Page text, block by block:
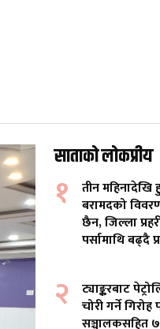
साताको लोकप्रीय
१
तीन महिनादेखि
बरामदको
छैन, जिल्ला
पर्सामाथि बढ्दै
२
ट्याङ्करबाट
चोरी गर्ने गिरोह
सञ्चालकसहित